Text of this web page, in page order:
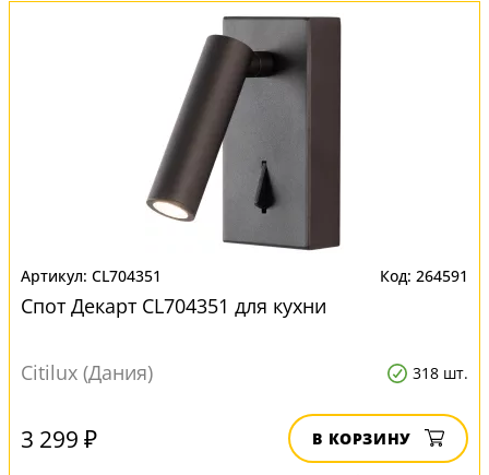
CL704351 264591
Спот Декарт CL704351 для кухни
Citilux (Дания) 318 шт.
3 299 ₽ В КОРЗИНУ